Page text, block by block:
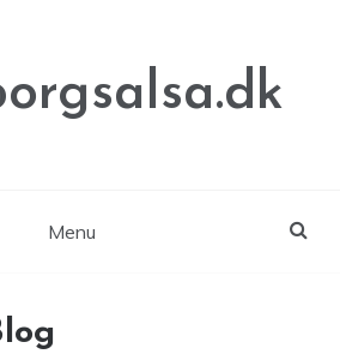
Menu